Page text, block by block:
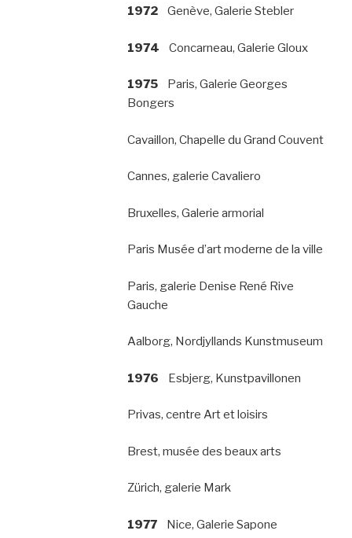
1972Genève, Galerie Stebler
1974 Concarneau, Galerie Gloux
1975Paris, Galerie Georges
Bongers
Cavaillon, Chapelle du Grand Couvent
Cannes, galerie Cavaliero
Bruxelles, Galerie armorial
Paris Musée d’art moderne de la ville
Paris, galerie Denise René Rive
Gauche
Aalborg, Nordjyllands Kunstmuseum
1976 Esbjerg, Kunstpavillonen
Privas, centre Art et loisirs
Brest, musée des beaux arts
Zürich, galerie Mark
1977Nice, Galerie Sapone